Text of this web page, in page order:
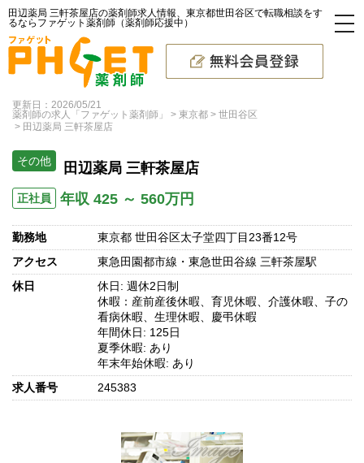
田辺薬局 三軒茶屋店の薬剤師求人情報、東京都世田谷区で転職相談をす
るならファゲット薬剤師（薬剤師応援中）
更新日：2026/05/21
薬剤師の求人「ファゲット薬剤師」
東京都
世田谷区
田辺薬局 三軒茶屋店
その他 田辺薬局 三軒茶屋店
正社員 年収 425 ～ 560万円
勤務地
東京都 世田谷区太子堂四丁目23番12号
アクセス
東急田園都市線・東急世田谷線 三軒茶屋駅
休日
休日: 週休2日制
休暇：産前産後休暇、育児休暇、介護休暇、子の
看病休暇、生理休暇、慶弔休暇
年間休日: 125日
夏季休暇: あり
年末年始休暇: あり
求人番号
245383